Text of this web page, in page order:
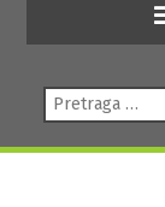
Pretraga: